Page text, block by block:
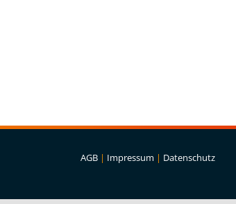
AGB | Impressum | Datenschutz